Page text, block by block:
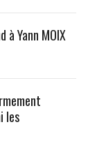
à Yann MOIX
les